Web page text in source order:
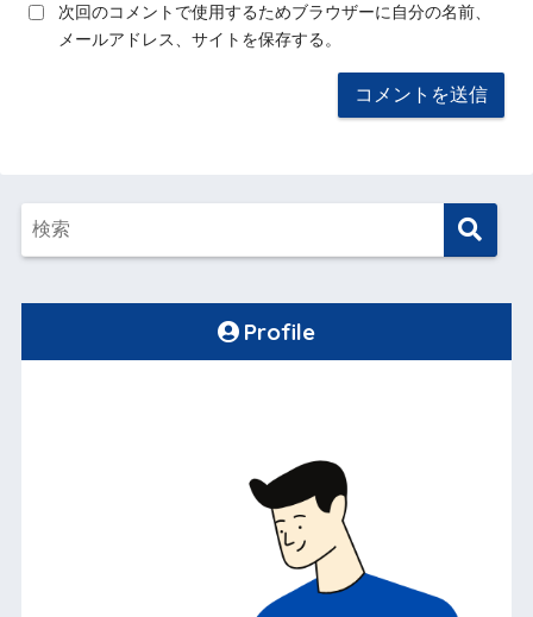
次回のコメントで使用するためブラウザーに自分の名前、
メールアドレス、サイトを保存する。
Profile